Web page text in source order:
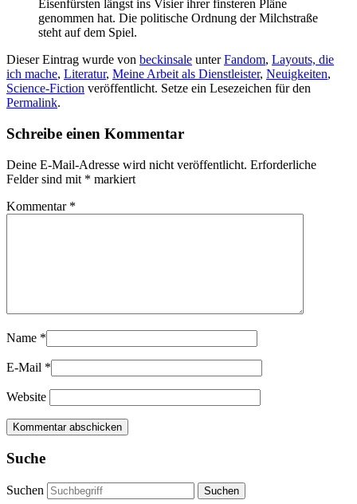
Eisenfürsten längst ins Visier ihrer finsteren Pläne
genommen hat. Die politische Ordnung der Milchstraße
steht auf dem Spiel.
Dieser Eintrag wurde von beckinsale unterFandom, Layouts, die
ich mache, Literatur, Meine Arbeit als Dienstleister, Neuigkeiten,
Science-Fiction veröffentlicht. Setze ein Lesezeichen für den
Permalink.
Schreibe einen Kommentar
Deine E-Mail-Adresse wird nicht veröffentlicht. Erforderliche
Felder sind mit * markiert
Kommentar *
Name *
E-Mail *
Website
Suche
Suchen